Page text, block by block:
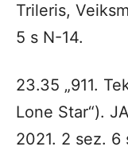
Trileris,
5 s N-14.
23.35 „911.
Lone Star“).
2021. 2 sez. 6